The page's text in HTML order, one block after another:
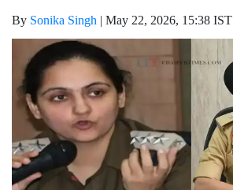
By Sonika Singh | May 22, 2026, 15:38 IST